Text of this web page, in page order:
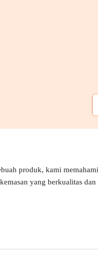
produk, kami
yang berkualitas